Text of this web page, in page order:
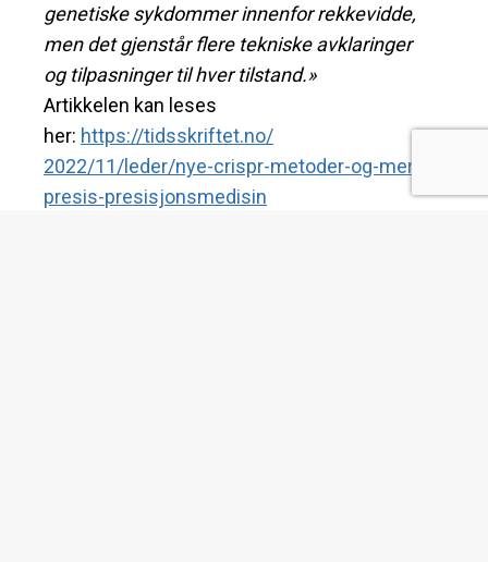
genetiske sykdommer innenfor rekkevidde,
men det gjenstår flere tekniske avklaringer
og tilpasninger til hver tilstand.»
Artikkelen kan leses
her: https://tidsskriftet.no/
2022/11/leder/nye-crispr-metoder-og-mer-
presis-presisjonsmedisin